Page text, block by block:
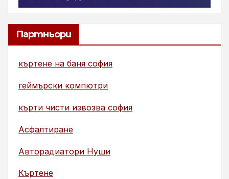
Партньори
къртене на баня софия
геймърски компютри
кърти чисти извозва софия
Асфалтиране
Авторадиатори Нуши
Къртене